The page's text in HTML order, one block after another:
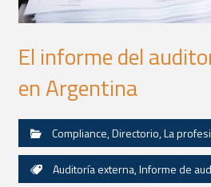
El informe del
en Argentina
Compliance,Directorio,La
Auditoría externa,Informe de